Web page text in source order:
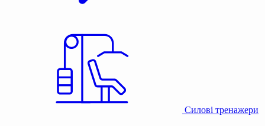
Силові тренажери